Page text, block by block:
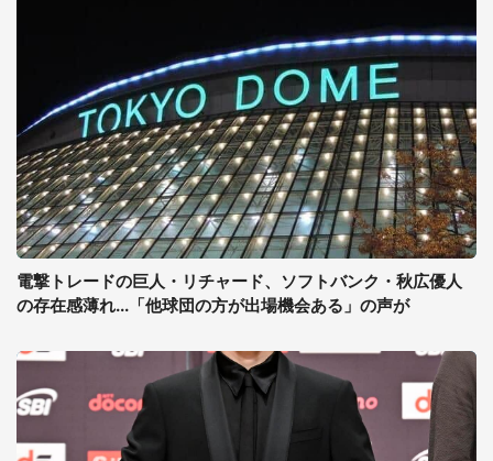
電撃トレードの巨人・リチャード、ソフトバンク・秋広優人
の存在感薄れ...「他球団の方が出場機会ある」の声が